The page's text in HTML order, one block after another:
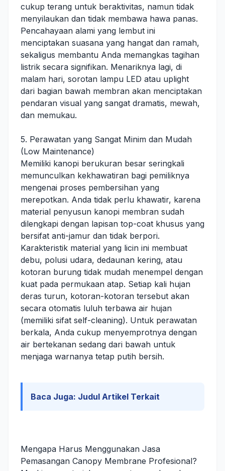
cukup terang untuk beraktivitas, namun tidak
menyilaukan dan tidak membawa hawa panas.
Pencahayaan alami yang lembut ini
menciptakan suasana yang hangat dan ramah,
sekaligus membantu Anda memangkas tagihan
listrik secara signifikan. Menariknya lagi, di
malam hari, sorotan lampu LED atau uplight
dari bagian bawah membran akan menciptakan
pendaran visual yang sangat dramatis, mewah,
dan memukau.
5. Perawatan yang Sangat Minim dan Mudah
(Low Maintenance)
Memiliki kanopi berukuran besar seringkali
memunculkan kekhawatiran bagi pemiliknya
mengenai proses pembersihan yang
merepotkan. Anda tidak perlu khawatir, karena
material penyusun kanopi membran sudah
dilengkapi dengan lapisan top-coat khusus yang
bersifat anti-jamur dan tidak berpori.
Karakteristik material yang licin ini membuat
debu, polusi udara, dedaunan kering, atau
kotoran burung tidak mudah menempel dengan
kuat pada permukaan atap. Setiap kali hujan
deras turun, kotoran-kotoran tersebut akan
secara otomatis luluh terbawa air hujan
(memiliki sifat self-cleaning). Untuk perawatan
berkala, Anda cukup menyemprotnya dengan
air bertekanan sedang dari bawah untuk
menjaga warnanya tetap putih bersih.
Baca Juga: Judul Artikel Terkait
Mengapa Harus Menggunakan Jasa
Pemasangan Canopy Membrane Profesional?